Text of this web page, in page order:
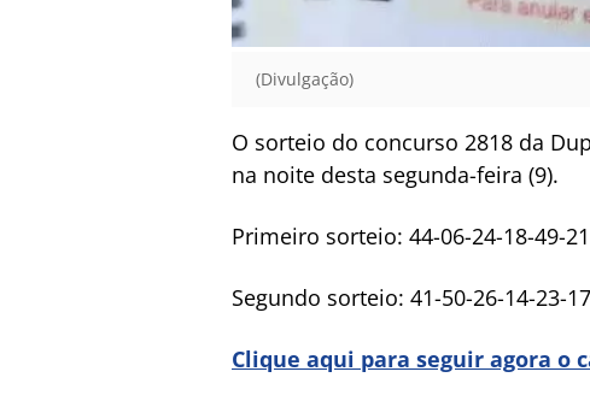
(Divulgação)
O sorteio do concurso 2818 da
na noite desta segunda-feira (9).
Primeiro sorteio: 44-06-24-18-49-21
Segundo sorteio: 41-50-26-14-23-17
Clique aqui para seguir agora o